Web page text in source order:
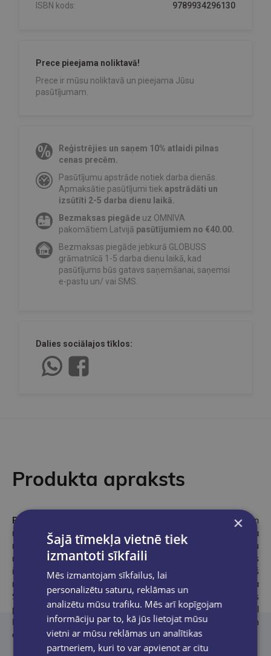
ISBN kods: 9789934296130
Prece pieejama noliktavā!
Prece ir mūsu noliktavā un pieejama Jūsu
pasūtījumam.
Reģistrējies un saņem 10% atlaidi pilnas
cenas precēm.
Pasūtījumu apstrāde notiek darba dienās.
Apmaksātie pasūtījumi tiek apstrādāti un
izsūtīti 2-5 darba dienu laikā.
Bezmaksas piegāde uz OMNIVA
pakomātiem Latvijā pasūtījumiem no €40.00.
Bezmaksas piegāde jebkurā GLOBUSS
grāmatnīcā 1-5 darba dienu laikā, kad
pasūtījums būs gatavs saņemšanai, saņemsi
e-pastu un/ vai SMS.
Dalies sociālajos tīklos:
Produkta apraksts
Rasa Bugavičute–Pēce (1988)
ir godalgota dramaturģe un
rakstniece, kas darbojas gan teātrī, gan literatūrā un kino. Viena
no viņas daiļrades centrālajām tēmām ir bērnu un jauniešu
mentālā veselība un ģimenes psiholoģija, apkārtējās vides
ietekme un empātija. Autores godalgotais darbs “Puika, kurš
redzēja tumsā” (2019) gan saņēma VKKF atbalstu, gan ieguva
Starptautisko Jāņa Baltvilka balvu (2020), gan tika iekļauts
prestižajā White Ravens katalogā (2020) un International
Board on Books for Young People (IBBY) Goda sarakstā, gan
arī tika izdots vismaz 5 valodās.
×
Šajā tīmekļa vietnē tiek
izmantoti sīkfaili
Mēs izmantojam sīkfailus, lai
personalizētu saturu, reklāmas un
analizētu mūsu trafiku. Mēs arī kopīgojam
informāciju par to, kā jūs lietojat mūsu
vietni ar mūsu reklāmas un analītikas
partneriem, kuri to var apvienot ar citu